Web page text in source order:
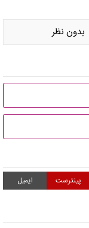
بدون نظر
پینترست ایمیل